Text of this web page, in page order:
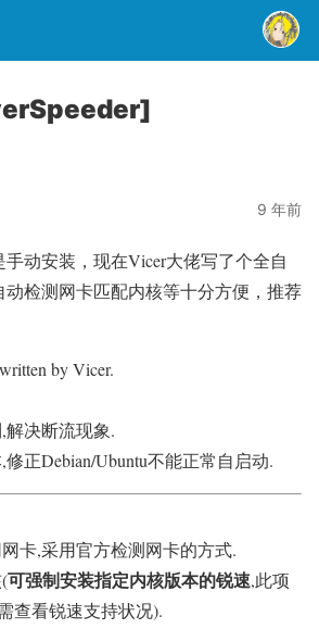
9 年前
动安装，现在Vicer大佬写了个全自
检测网卡匹配内核等十分方便，推荐
by Vicer.
决断流现象.
正Debian/Ubuntu不能正常自启动.
卡,采用官方检测网卡的方式.
可强制安装指定内核版本的锐速,此项
查看锐速支持状况).